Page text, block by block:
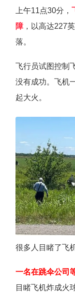
上午11点30分，
障，以高达227
落。
飞行员试图控制
没有成功。飞机
起大火。
很多人目睹了飞
一名在跳伞公司
目睹飞机炸成火